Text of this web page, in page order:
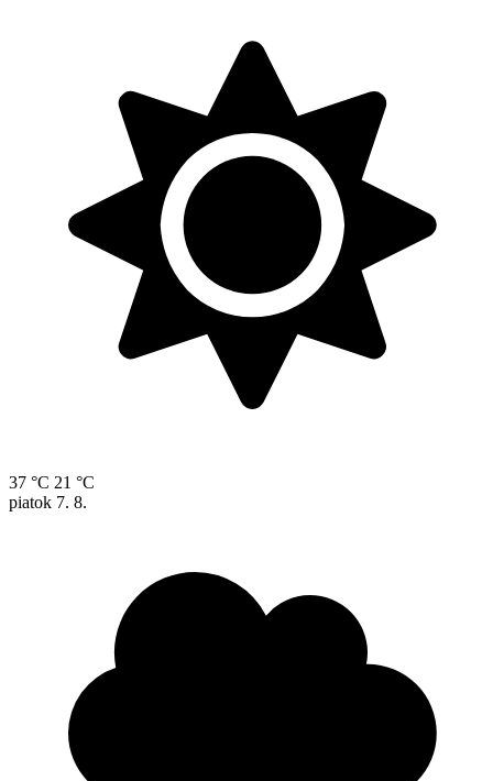
37 °C 21 °C
piatok 7. 8.